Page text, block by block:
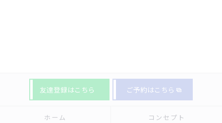
友達登録はこちら ご予約はこちら
ホーム コンセプト